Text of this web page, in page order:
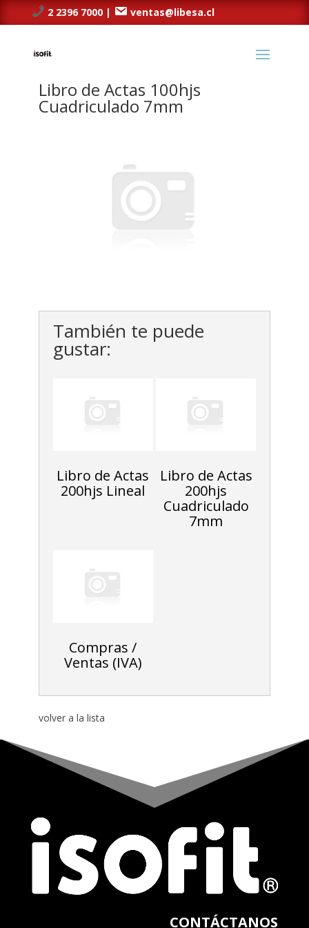
2 2396 7000 | ventas@libesa.cl
Libro de Actas 100hjs
Cuadriculado 7mm
También te puede
gustar:
Libro de Actas
200hjs Lineal
Libro de Actas
200hjs
Cuadriculado
7mm
Compras /
Ventas (IVA)
volver a la lista
CONTÁCTANOS